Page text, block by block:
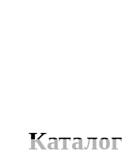
Каталог